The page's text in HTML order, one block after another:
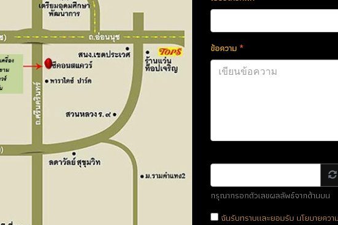
ข้อความ *
กรุณากรอกตัวเลขผลลัพธ์จากด้านบน
ฉันรับทราบและยอมรับ นโยบายคว